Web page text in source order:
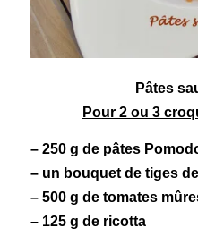
Pâtes
Pour 2 ou 3
– 250 g de pâtes
– un bouquet de tiges
– 500 g de tomates
– 125 g de ricotta